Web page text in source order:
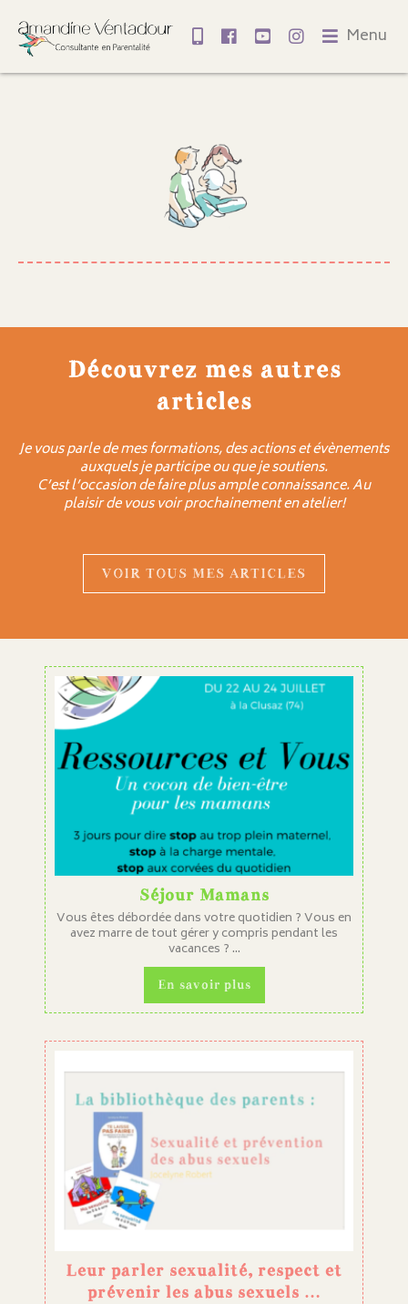
Menu
Découvrez mes autres
articles
Je vous parle de mes formations, des actions et évènements
auxquels je participe ou que je soutiens.
C’est l’occasion de faire plus ample connaissance. Au
plaisir de vous voir prochainement en atelier!
VOIR TOUS MES ARTICLES
Séjour Mamans
Vous êtes débordée dans votre quotidien ? Vous en
avez marre de tout gérer y compris pendant les
vacances ? ...
En savoir plus
Leur parler sexualité, respect et
prévenir les abus sexuels …